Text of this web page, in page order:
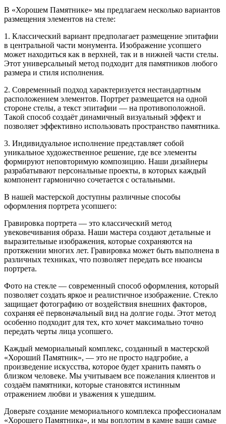
В «Хорошем Памятнике» мы предлагаем несколько вариантов
размещения элементов на стеле:
1. Классический вариант предполагает размещение эпитафии
в центральной части монумента. Изображение усопшего
может находиться как в верхней, так и в нижней части стелы.
Этот универсальный метод подходит для памятников любого
размера и стиля исполнения.
2. Современный подход характеризуется нестандартным
расположением элементов. Портрет размещается на одной
стороне стелы, а текст эпитафии — на противоположной.
Такой способ создаёт динамичный визуальный эффект и
позволяет эффективно использовать пространство памятника.
3. Индивидуальное исполнение представляет собой
уникальное художественное решение, где все элементы
формируют неповторимую композицию. Наши дизайнеры
разрабатывают персональные проекты, в которых каждый
компонент гармонично сочетается с остальными.
В нашей мастерской доступны различные способы
оформления портрета усопшего:
Гравировка портрета — это классический метод
увековечивания образа. Наши мастера создают детальные и
выразительные изображения, которые сохраняются на
протяжении многих лет. Гравировка может быть выполнена в
различных техниках, что позволяет передать все нюансы
портрета.
Фото на стекле — современный способ оформления, который
позволяет создать яркое и реалистичное изображение. Стекло
защищает фотографию от воздействия внешних факторов,
сохраняя её первоначальный вид на долгие годы. Этот метод
особенно подходит для тех, кто хочет максимально точно
передать черты лица усопшего.
Каждый мемориальный комплекс, созданный в мастерской
«Хороший Памятник», — это не просто надгробие, а
произведение искусства, которое будет хранить память о
близком человеке. Мы учитываем все пожелания клиентов и
создаём памятники, которые становятся истинным
отражением любви и уважения к ушедшим.
Доверьте создание мемориального комплекса профессионалам
«Хорошего Памятника», и мы воплотим в камне ваши самые